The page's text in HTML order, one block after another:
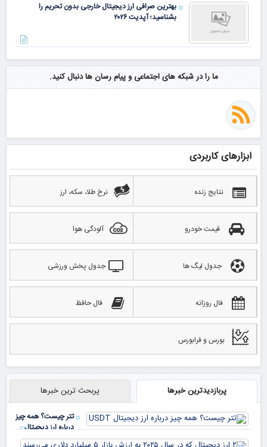
بهترین صرافی ارز دیجیتال خارجی بدون تحریم را
بشناسید؛ آپدیت ۲۰۲۶
ما را در شبکه های اجتماعی و پیام رسان ها دنبال کنید.
ابزارهای کاربردی
نتایج زنده نرخ طلا، سکه، ارز
قیمت خودرو آلودگی هوا
جدول لیگ ها جدول پخش ورزشی
فال روزانه فال حافظ
بورس و فرابورس
پربازدیدترین خبرها پربحث ترین خبرها
تتر چیست؟ همه چیز
درباره ارز دیجیتال
USDT